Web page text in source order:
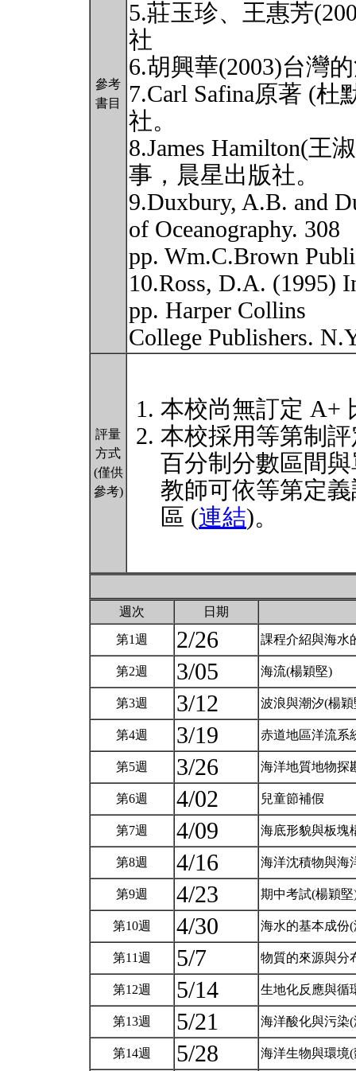
參考
書目
5.莊玉珍、王惠芳
社
6.胡興華(2003)台灣
7.Carl Safina原著 (
社。
8.James Hamilton(王
事，晨星出版社。
9.Duxbury, A.B. and
of Oceanography. 308
pp. Wm.C.Brown
10.Ross, D.A. (1995)
pp. Harper Collins
College Publishers.
評量
方式
(僅供
參考)
本校尚無訂定 A+
本校採用等第制
百分制分數區間
教師可依等第定
區 (連結)。
週次 日期
第1週 2/26 課程介紹與海水
第2週 3/05 海流(楊穎堅)
第3週 3/12 波浪與潮汐(楊
第4週 3/19 赤道地區洋流系
第5週 3/26 海洋地質地物探
第6週 4/02 兒童節補假
第7週 4/09 海底形貌與板塊
第8週 4/16 海洋沈積物與海
第9週 4/23 期中考試(楊穎
第10週 4/30 海水的基本成份
第11週 5/7 物質的來源與分
第12週 5/14 生地化反應與循
第13週 5/21 海洋酸化與污染
第14週 5/28 海洋生物與環境